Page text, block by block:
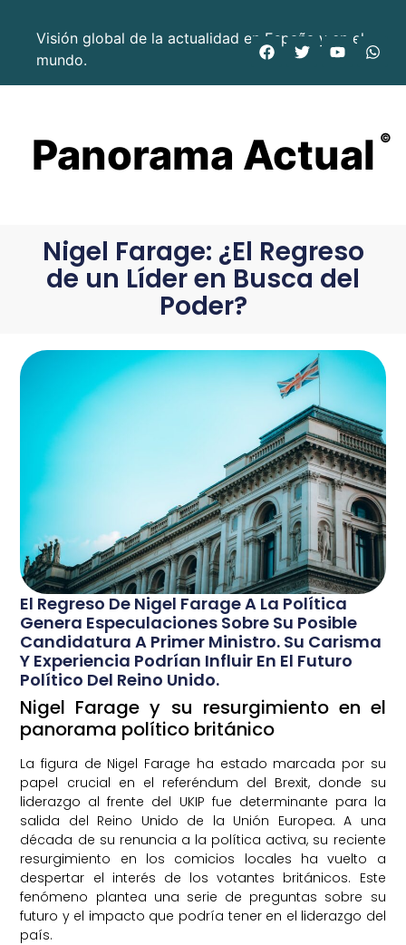
Visión global de la actualidad en España y en el
mundo.
Panorama Actual ©
Nigel Farage: ¿El Regreso
de un Líder en Busca del
Poder?
El Regreso De Nigel Farage A La Política
Genera Especulaciones Sobre Su Posible
Candidatura A Primer Ministro. Su Carisma
Y Experiencia Podrían Influir En El Futuro
Político Del Reino Unido.
Nigel Farage y su resurgimiento en el
panorama político británico
La figura de Nigel Farage ha estado marcada por su
papel crucial en el referéndum del Brexit, donde su
liderazgo al frente del UKIP fue determinante para la
salida del Reino Unido de la Unión Europea. A una
década de su renuncia a la política activa, su reciente
resurgimiento en los comicios locales ha vuelto a
despertar el interés de los votantes británicos. Este
fenómeno plantea una serie de preguntas sobre su
futuro y el impacto que podría tener en el liderazgo del
país.